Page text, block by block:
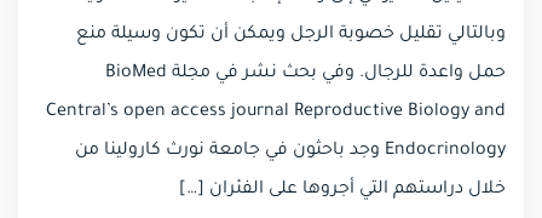
وبالتالي تقليل خصوبة الرجل ويمكن أن تكون وسيلة منع
حمل واعدة للرجال. وفي بحث نشر في مجلة BioMed
Central’s open access journal Reproductive Biology and
Endocrinology وجد باحثون في جامعة نورث كارولينا من
خلال دراستهم التي أجروها على الفئران […]